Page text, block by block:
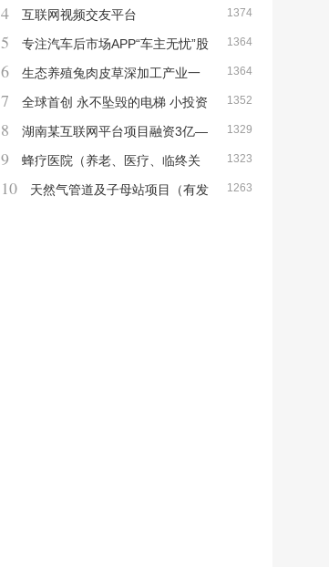
结）
1374
4 互联网视频交友平台
1364
5
专注汽车后市场APP“车主无忧”股
权融资50万-150万
1364
6
生态养殖兔肉皮草深加工产业一
体化项目
1352
7
全球首创 永不坠毁的电梯 小投资
大市场
1329
8
湖南某互联网平台项目融资3亿—
5亿
1323
9
蜂疗医院（养老、医疗、临终关
怀、生物产品）
1263
10
天然气管道及子母站项目（有发